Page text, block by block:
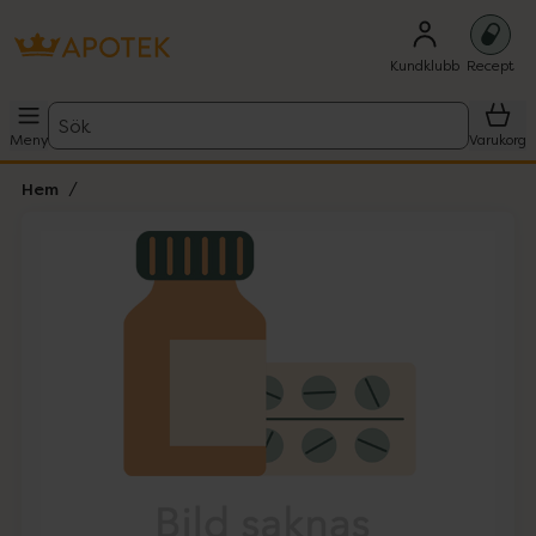
Kundklubb Recept
Meny
Sök
Varukorg
Hem
Lista: . Innehåller 1 objekt.